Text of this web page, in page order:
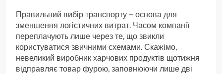
Правильний вибір транспорту – основа для
зменшення логістичних витрат. Часом компанії
переплачують лише через те, що звикли
користуватися звичними схемами. Скажімо,
невеликий виробник харчових продуктів щотижня
відправляє товар фурою, заповнюючи лише дві